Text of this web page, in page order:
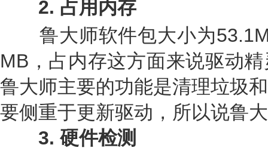
2. 占用内存
鲁大师软件包大小为
MB，占内存这方面来说驱动
鲁大师主要的功能是清理垃圾
要侧重于更新驱动，所以说鲁
3. 硬件检测